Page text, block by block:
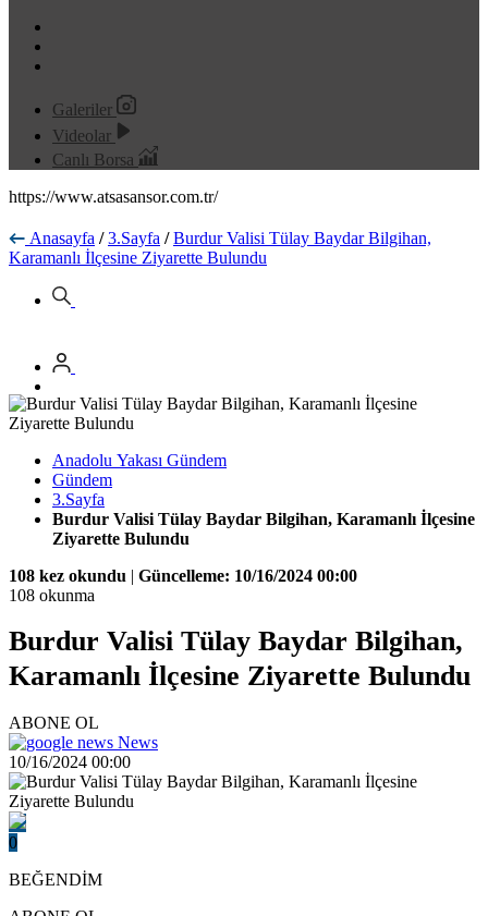
Galeriler
Videolar
Canlı Borsa
https://www.atsasansor.com.tr/
Anasayfa / 3.Sayfa / Burdur Valisi Tülay Baydar Bilgihan,
Karamanlı İlçesine Ziyarette Bulundu
Anadolu Yakası Gündem
Gündem
3.Sayfa
Burdur Valisi Tülay Baydar Bilgihan, Karamanlı İlçesine
Ziyarette Bulundu
108 kez okundu | Güncelleme: 10/16/2024 00:00
108 okunma
Burdur Valisi Tülay Baydar Bilgihan,
Karamanlı İlçesine Ziyarette Bulundu
ABONE OL
News
10/16/2024 00:00
0
BEĞENDİM